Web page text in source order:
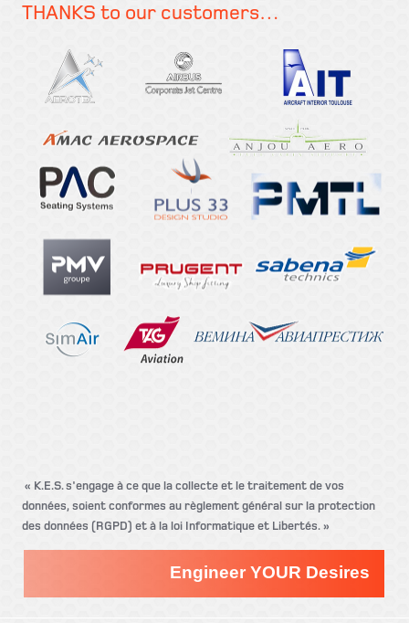
THANKS to our customers…
« K.E.S. s'engage à ce que la collecte et le traitement de vos
données, soient conformes au règlement général sur la protection
des données (RGPD) et à la loi Informatique et Libertés. »
Engineer YOUR Desires